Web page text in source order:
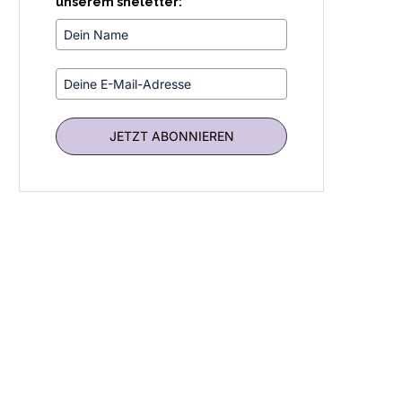
JETZT ABONNIEREN